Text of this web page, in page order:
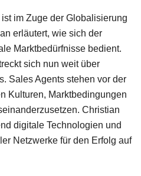
im Zuge der Globalisierung
erläutert, wie sich der
Marktbedürfnisse bedient.
sich nun weit über
Sales Agents stehen vor der
Kulturen, Marktbedingungen
Christian
digitale Technologien und
Netzwerke für den Erfolg auf